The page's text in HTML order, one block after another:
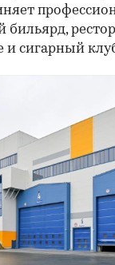
бильярд,
и сигарный